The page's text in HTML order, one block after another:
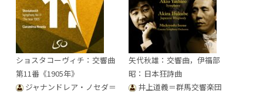
ショスタコーヴィチ：交響曲
第11番《1905年》
ジャナンドレア・ノセダ＝
矢代秋雄：交響曲，伊福部
昭：日本狂詩曲
井上道義＝群馬交響楽団